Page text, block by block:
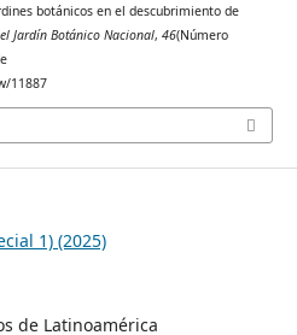
botánicos en el descubrimiento de
Jardín Botánico Nacional, 46(Número
11887
1) (2025)
de Latinoamérica